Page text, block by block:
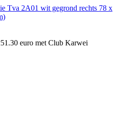
Tva 2A01 wit gegrond rechts 78 x
euro met Club Karwei